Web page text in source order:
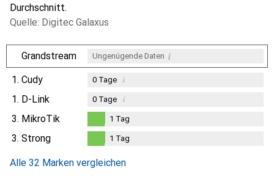
Durchschnitt.
Quelle: Digitec Galaxus
Grandstream Ungenügende Daten i
1. Cudy 0Tage i
1. D-Link 0Tage i
3. MikroTik
Tag
1 Tag
3. Strong 1 Tag
Alle 32 Marken vergleichen